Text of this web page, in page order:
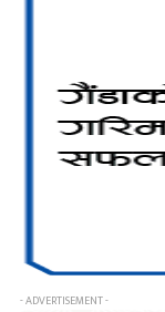
- ADVERTISEMENT -